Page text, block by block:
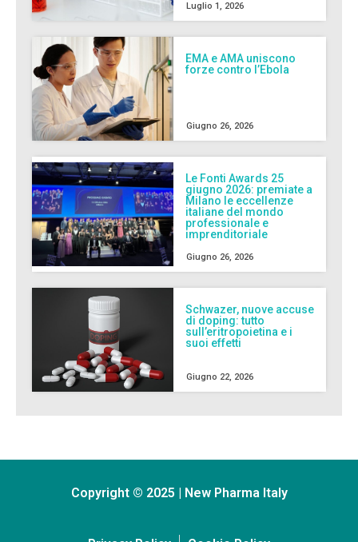
Luglio 1, 2026
EMA e AMA uniscono
forze contro l’Ebola
Giugno 26, 2026
Le Fonti Awards 25
giugno 2026: premiate a
Milano le eccellenze
italiane del mondo
professionale e
imprenditoriale
Giugno 26, 2026
Schwazer, nuove accuse
di doping: tutto
sull’eritropoietina e i
suoi effetti
Giugno 22, 2026
Copyright © 2025 | New Pharma Italy